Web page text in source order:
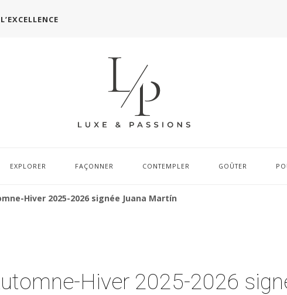
EXPLORER FAÇONNER CONTEMPLER GOÛTER
Hiver 2025-2026 signée Juana Martín
Hiver 2025-2026